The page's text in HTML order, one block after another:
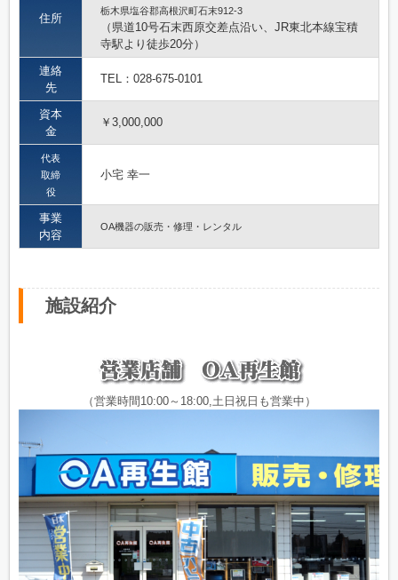
住所
栃木県塩谷郡高根沢町石末912-3
（県道10号石末西原交差点沿い、JR東北本線宝積
寺駅より徒歩20分）
連絡
先
TEL：028-675-0101
資本
金
￥3,000,000
代表
取締
役
小宅 幸一
事業
内容
OA機器の販売・修理・レンタル
施設紹介
（営業時間10:00～18:00,土日祝日も営業中）